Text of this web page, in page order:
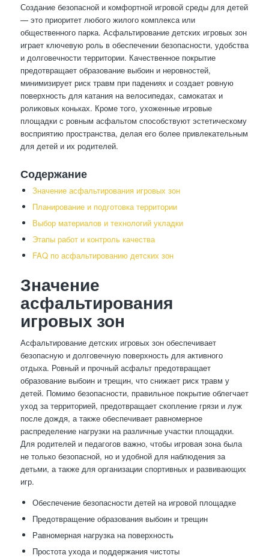
Создание безопасной и комфортной игровой среды для детей
— это приоритет любого жилого комплекса или
общественного парка. Асфальтирование детских игровых зон
играет ключевую роль в обеспечении безопасности, удобства
и долговечности территории. Качественное покрытие
предотвращает образование выбоин и неровностей,
минимизирует риск травм при падениях и создает ровную
поверхность для катания на велосипедах, самокатах и
роликовых коньках. Кроме того, ухоженные игровые
площадки с ровным асфальтом способствуют эстетическому
восприятию пространства, делая его более привлекательным
для детей и их родителей.
Содержание
Значение асфальтирования игровых зон
Планирование и подготовка территории
Выбор материалов и технологий укладки
Этапы работ и контроль качества
FAQ по асфальтированию детских зон
Значение
асфальтирования
игровых зон
Асфальтирование детских игровых зон обеспечивает
безопасную и долговечную поверхность для активного
отдыха. Ровный и прочный асфальт предотвращает
образование выбоин и трещин, что снижает риск травм у
детей. Помимо безопасности, правильное покрытие облегчает
уход за территорией, предотвращает скопление грязи и луж
после дождя, а также обеспечивает равномерное
распределение нагрузки на различные участки площадки.
Для родителей и педагогов важно, чтобы игровая зона была
не только безопасной, но и удобной для наблюдения за
детьми, а также для организации спортивных и развивающих
игр.
Обеспечение безопасности детей на игровой площадке
Предотвращение образования выбоин и трещин
Равномерная нагрузка на поверхность
Простота ухода и поддержания чистоты